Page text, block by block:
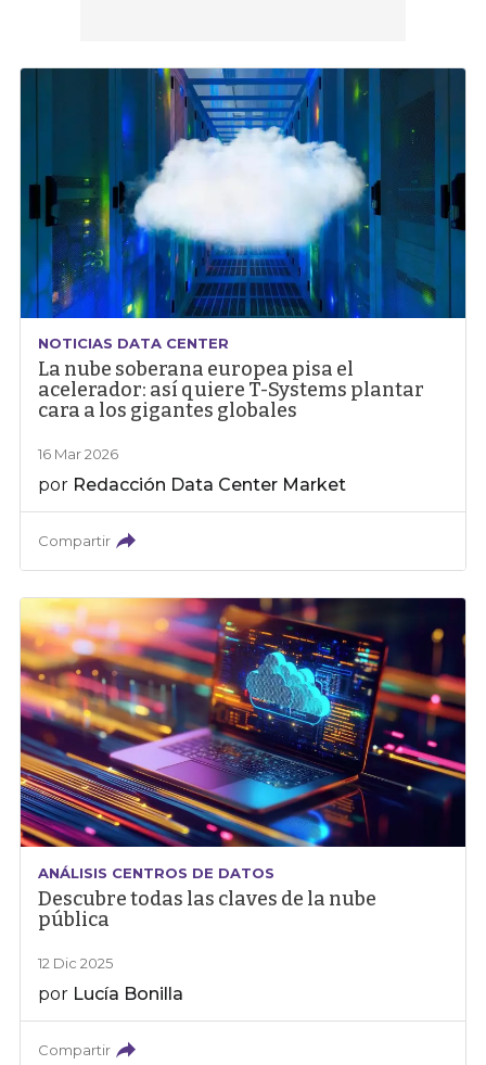
NOTICIAS DATA CENTER
La nube soberana europea pisa el
acelerador: así quiere T-Systems plantar
cara a los gigantes globales
16 Mar 2026
por Redacción Data Center Market
Compartir
ANÁLISIS CENTROS DE DATOS
Descubre todas las claves de la nube
pública
12 Dic 2025
por Lucía Bonilla
Compartir